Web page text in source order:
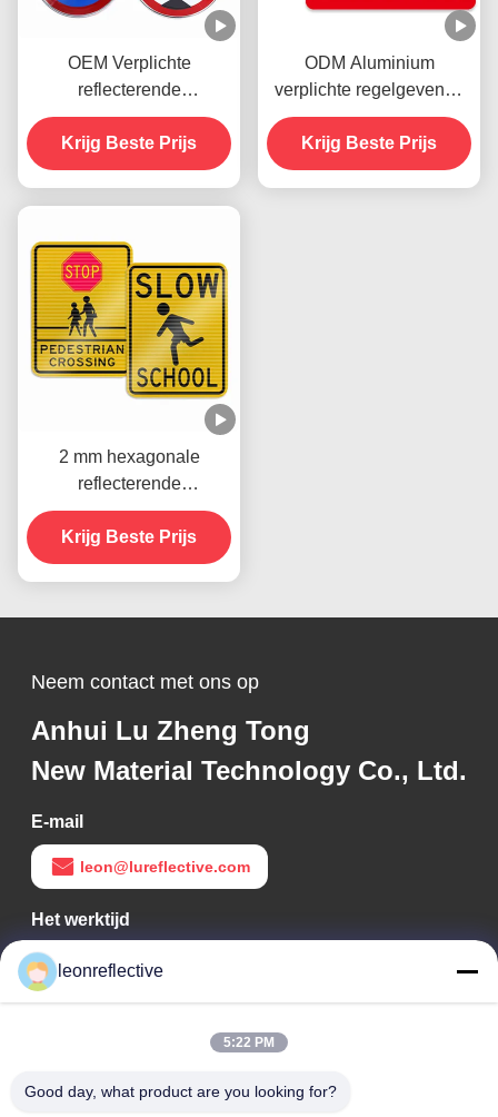
OEM Verplichte
reflecterende
verkeersborden
Versnellingsbeperking
Voor verkeersveiligheid
Krijg Beste Prijs
ODM Aluminium
verplichte regelgevende
wegborden voor
voertuigen die kunnen
worden afgedrukt
Krijg Beste Prijs
2 mm hexagonale
reflecterende
verkeersborden Verplicht
verkeersveiligheidstekens
Krijg Beste Prijs
Neem contact met ons op
Anhui Lu Zheng Tong
New Material Technology Co., Ltd.
E-mail
leon@lureflective.com
Het werktijd
9:00-18:00
Ons adres
Technology Park, High-tech Zone, Hefei, Anhui, China
leonreflective
5:22 PM
Good day, what product are you looking for?